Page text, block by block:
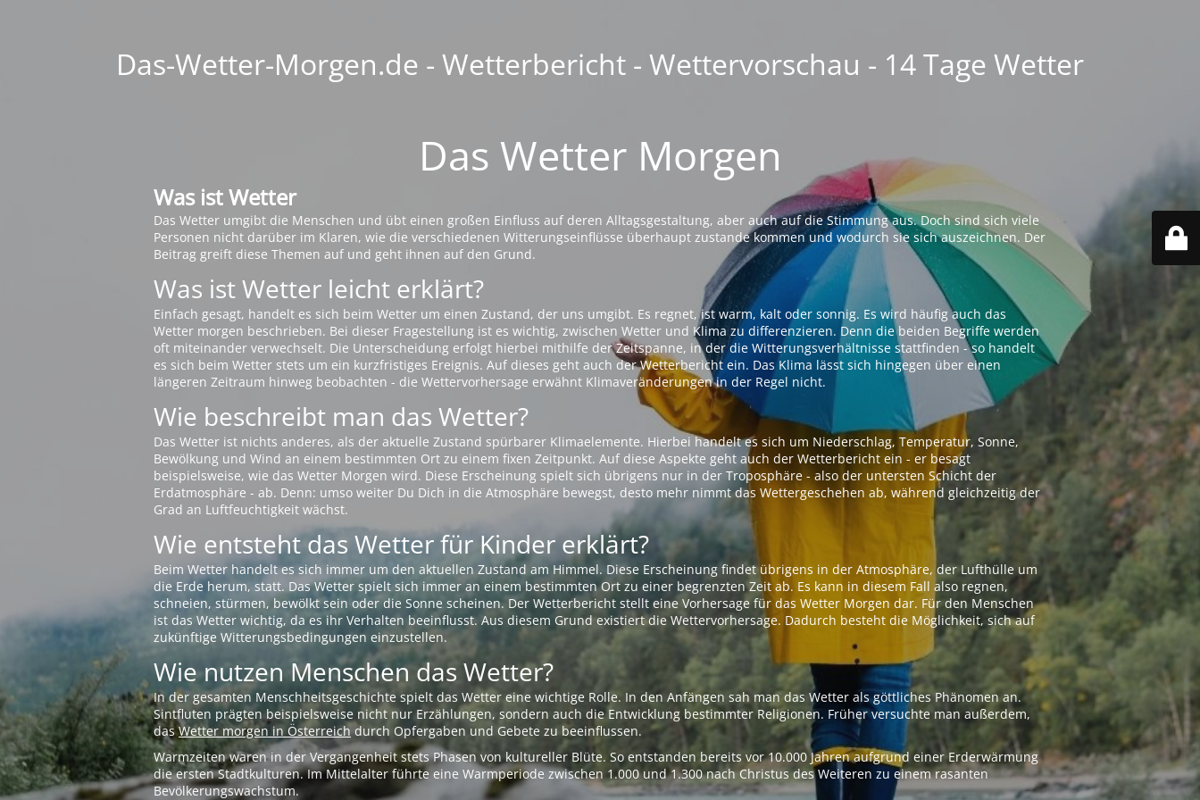
Das-Wetter-Morgen.de - Wetterbericht - Wettervorschau - 14 Tage Wetter
Das Wetter Morgen
Was ist Wetter
Das Wetter umgibt die Menschen und übt einen großen Einfluss auf deren Alltagsgestaltung, aber auch auf die Stimmung aus. Doch sind sich viele
Personen nicht darüber im Klaren, wie die verschiedenen Witterungseinflüsse überhaupt zustande kommen und wodurch sie sich auszeichnen. Der
Beitrag greift diese Themen auf und geht ihnen auf den Grund.
Was ist Wetter leicht erklärt?
Einfach gesagt, handelt es sich beim Wetter um einen Zustand, der uns umgibt. Es regnet, ist warm, kalt oder sonnig. Es wird häufig auch das
Wetter morgen beschrieben. Bei dieser Fragestellung ist es wichtig, zwischen Wetter und Klima zu differenzieren. Denn die beiden Begriffe werden
oft miteinander verwechselt. Die Unterscheidung erfolgt hierbei mithilfe der Zeitspanne, in der die Witterungsverhältnisse stattfinden - so handelt
es sich beim Wetter stets um ein kurzfristiges Ereignis. Auf dieses geht auch der Wetterbericht ein. Das Klima lässt sich hingegen über einen
längeren Zeitraum hinweg beobachten - die Wettervorhersage erwähnt Klimaveränderungen in der Regel nicht.
Wie beschreibt man das Wetter?
Das Wetter ist nichts anderes, als der aktuelle Zustand spürbarer Klimaelemente. Hierbei handelt es sich um Niederschlag, Temperatur, Sonne,
Bewölkung und Wind an einem bestimmten Ort zu einem fixen Zeitpunkt. Auf diese Aspekte geht auch der Wetterbericht ein - er besagt
beispielsweise, wie das Wetter Morgen wird. Diese Erscheinung spielt sich übrigens nur in der Troposphäre - also der untersten Schicht der
Erdatmosphäre - ab. Denn: umso weiter Du Dich in die Atmosphäre bewegst, desto mehr nimmt das Wettergeschehen ab, während gleichzeitig der
Grad an Luftfeuchtigkeit wächst.
Wie entsteht das Wetter für Kinder erklärt?
Beim Wetter handelt es sich immer um den aktuellen Zustand am Himmel. Diese Erscheinung findet übrigens in der Atmosphäre, der Lufthülle um
die Erde herum, statt. Das Wetter spielt sich immer an einem bestimmten Ort zu einer begrenzten Zeit ab. Es kann in diesem Fall also regnen,
schneien, stürmen, bewölkt sein oder die Sonne scheinen. Der Wetterbericht stellt eine Vorhersage für das Wetter Morgen dar. Für den Menschen
ist das Wetter wichtig, da es ihr Verhalten beeinflusst. Aus diesem Grund existiert die Wettervorhersage. Dadurch besteht die Möglichkeit, sich auf
zukünftige Witterungsbedingungen einzustellen.
Wie nutzen Menschen das Wetter?
In der gesamten Menschheitsgeschichte spielt das Wetter eine wichtige Rolle. In den Anfängen sah man das Wetter als göttliches Phänomen an.
Sintfluten prägten beispielsweise nicht nur Erzählungen, sondern auch die Entwicklung bestimmter Religionen. Früher versuchte man außerdem,
dasWetter morgen in Österreichdurch Opfergaben und Gebete zu beeinflussen.
Warmzeiten waren in der Vergangenheit stets Phasen von kultureller Blüte. So entstanden bereits vor 10.000 Jahren aufgrund einer Erderwärmung
die ersten Stadtkulturen. Im Mittelalter führte eine Warmperiode zwischen 1.000 und 1.300 nach Christus des Weiteren zu einem rasanten
Bevölkerungswachstum.